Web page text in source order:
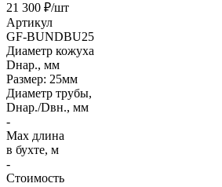
21 300 ₽/шт
Артикул
GF-BUNDBU25
Диаметр кожуха
Dнар., мм
Размер: 25мм
Диаметр трубы,
Dнар./Dвн., мм
-
Max длина
в бухте, м
-
Стоимость